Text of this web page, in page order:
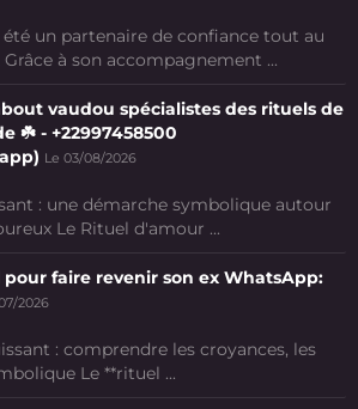
un partenaire de confiance tout au
à son accompagnement ...
vaudou spécialistes des rituels de
☘️ - +22997458500
Le 03/08/2026
: une démarche symbolique autour
Le Rituel d'amour ...
faire revenir son ex WhatsApp:
2026
: comprendre les croyances, les
Le **rituel ...